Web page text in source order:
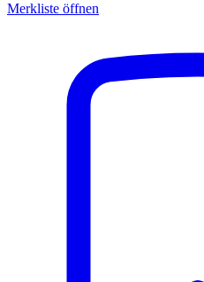
Merkliste öffnen